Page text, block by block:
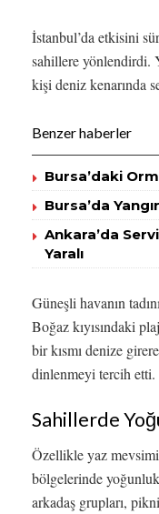
İstanbul’da etkisini
sahillere yönlendirdi.
kişi deniz kenarında
Benzer haberler
Bursa’daki
Bursa’da
Ankara’da
Yaralı
Güneşli havanın
Boğaz kıyısındaki
bir kısmı denize
dinlenmeyi tercih etti.
Sahillerde
Özellikle yaz
bölgelerinde
arkadaş grupları,